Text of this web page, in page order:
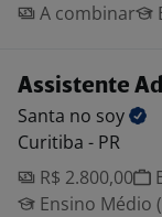
A combinar
Assistente
Santa no soy
Curitiba - PR
R$ 2.800,00
Ensino Médio